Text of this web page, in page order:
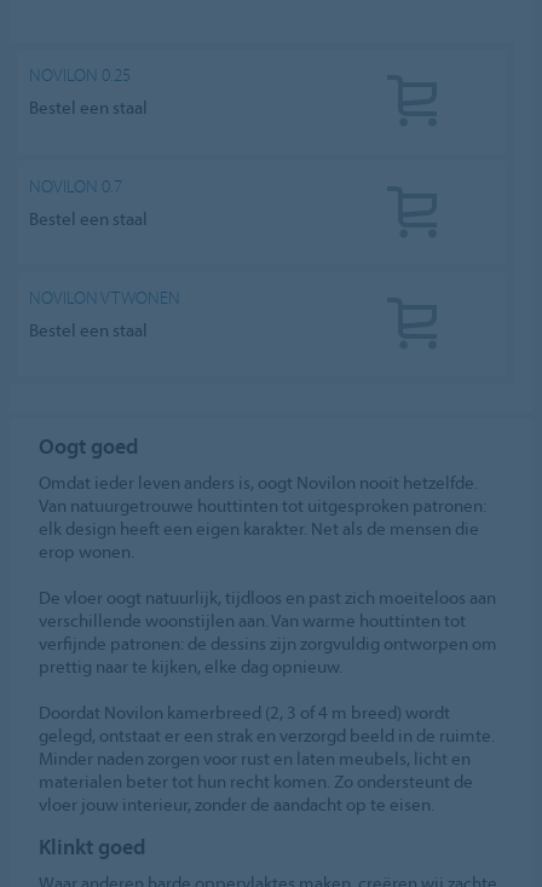
NOVILON 0.25
Bestel een staal
NOVILON 0.7
Bestel een staal
NOVILON VTWONEN
Bestel een staal
Oogt goed
Omdat ieder leven anders is, oogt Novilon nooit hetzelfde.
Van natuurgetrouwe houttinten tot uitgesproken patronen:
elk design heeft een eigen karakter. Net als de mensen die
erop wonen.
De vloer oogt natuurlijk, tijdloos en past zich moeiteloos aan
verschillende woonstijlen aan. Van warme houttinten tot
verfijnde patronen: de dessins zijn zorgvuldig ontworpen om
prettig naar te kijken, elke dag opnieuw.
Doordat Novilon kamerbreed (2, 3 of 4 m breed) wordt
gelegd, ontstaat er een strak en verzorgd beeld in de ruimte.
Minder naden zorgen voor rust en laten meubels, licht en
materialen beter tot hun recht komen. Zo ondersteunt de
vloer jouw interieur, zonder de aandacht op te eisen.
Klinkt goed